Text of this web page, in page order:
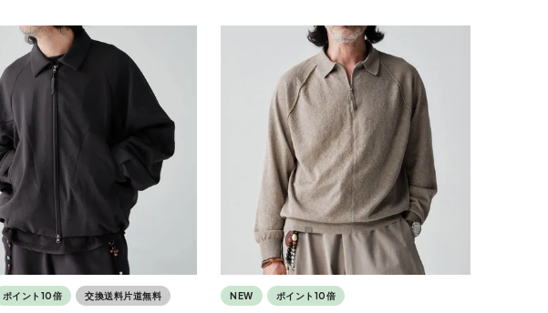
ポイント10倍 交換送料片道無料 NEW ポイント10倍